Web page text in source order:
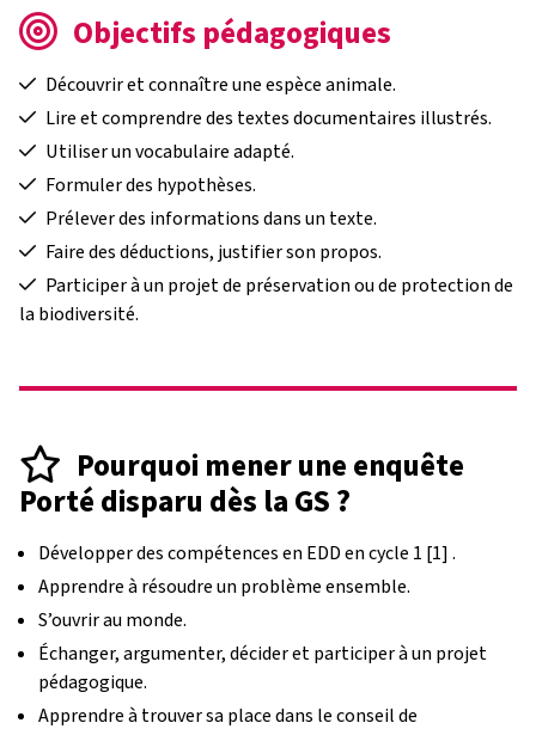
Objectifs pédagogiques
Découvrir et connaître une espèce animale.
Lire et comprendre des textes documentaires illustrés.
Utiliser un vocabulaire adapté.
Formuler des hypothèses.
Prélever des informations dans un texte.
Faire des déductions, justifier son propos.
Participer à un projet de préservation ou de protection de
la biodiversité.
Pourquoi mener une enquête
Porté disparu dès la GS ?
Développer des compétences en EDD en cycle 1 [1] .
Apprendre à résoudre un problème ensemble.
S’ouvrir au monde.
Échanger, argumenter, décider et participer à un projet
pédagogique.
Apprendre à trouver sa place dans le conseil de